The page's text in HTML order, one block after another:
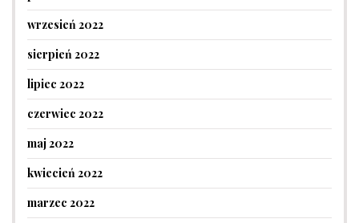
wrzesień 2022
sierpień 2022
lipiec 2022
czerwiec 2022
maj 2022
kwiecień 2022
marzec 2022